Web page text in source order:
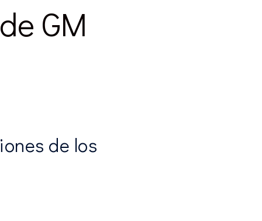
GM
de los